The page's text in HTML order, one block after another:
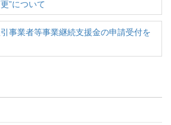
”について
事業者等事業継続支援金の申請受付を